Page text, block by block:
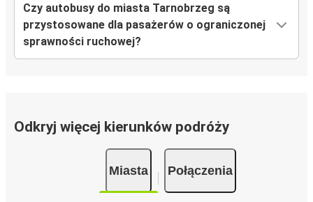
Czy autobusy do miasta Tarnobrzeg są
przystosowane dla pasażerów o ograniczonej
sprawności ruchowej?
Odkryj więcej kierunków podróży
Miasta Połączenia